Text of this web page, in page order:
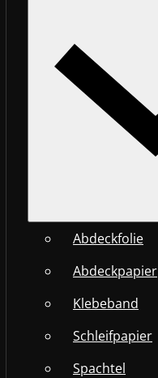
Abdeckfolie
Abdeckpapier
Klebeband
Schleifpapier
Spachtel